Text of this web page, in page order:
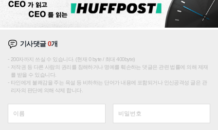
기사댓글0개
200자까지 쓰실 수 있습니다. (현재 0 byte / 최대 400byte)
저작권 등 다른 사람의 권리를 침해하거나 명예를 훼손하는 댓글은 관련 법률에 의해 제재
를 받을 수 있습니다.
타인에게 불쾌감을 주는 욕설 등 비하하는 단어가 내용에 포함되거나 인신공격성 글은 관
리자의 판단에 의해 삭제 합니다.